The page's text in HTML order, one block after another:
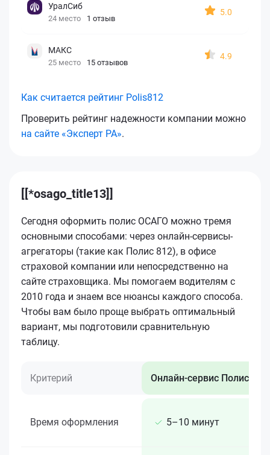
УралСиб
24 место 1 отзыв
5.0
МАКС
25 место 15 отзывов
4.9
Как считается рейтинг Polis812
Проверить рейтинг надежности компании можно
на сайте «Эксперт РА».
[[*osago_title13]]
Сегодня оформить полис ОСАГО можно тремя
основными способами: через онлайн-сервисы-
агрегаторы (такие как Полис 812), в офисе
страховой компании или непосредственно на
сайте страховщика. Мы помогаем водителям с
2010 года и знаем все нюансы каждого способа.
Чтобы вам было проще выбрать оптимальный
вариант, мы подготовили сравнительную
таблицу.
Критерий Онлайн-сервис Полис 812
Время оформления 5–10 минут